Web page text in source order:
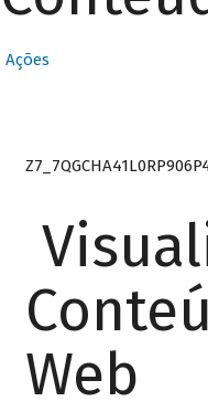
Ações
Web